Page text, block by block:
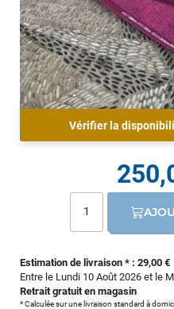
Vérifier la
Estimation de livraison * : 29,00 €
Entre le Lundi 10 Août 2026 et le
Retrait gratuit en magasin
* Calculée sur une livraison standard à